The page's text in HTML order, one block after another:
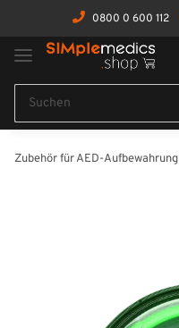
0800 0 600 112
Zubehör für AED-Aufbewahrung